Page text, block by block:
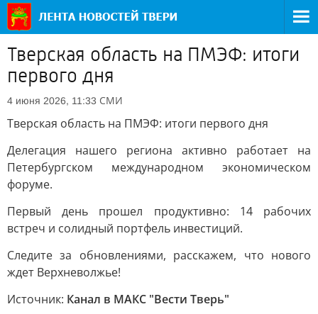
Тверская область на ПМЭФ: итоги
первого дня
4 июня 2026, 11:33 СМИ
Тверская область на ПМЭФ: итоги первого дня
Делегация нашего региона активно работает на
Петербургском международном экономическом
форуме.
Первый день прошел продуктивно: 14 рабочих
встреч и солидный портфель инвестиций.
Следите за обновлениями, расскажем, что нового
ждет Верхневолжье!
Источник: Канал в МАКС "Вести Тверь"